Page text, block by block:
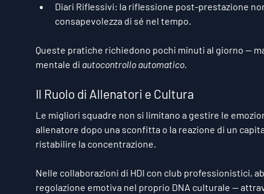
Diari Riflessivi: la riflessione post-prestazione
consapevolezza di sé nel tempo.
Queste pratiche richiedono pochi minuti al giorno —
mentale di autocontrollo automatico.
Il Ruolo di Allenatori e Cultura
Le migliori squadre non si limitano a gestire le
allenatore dopo una sconfitta o la reazione di un
ristabilire la concentrazione.
Nelle collaborazioni di HDI con club professionistici,
regolazione emotiva nel proprio DNA culturale —